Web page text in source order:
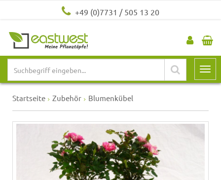
+49 (0)7731 / 505 13 20
Startseite Zubehör Blumenkübel